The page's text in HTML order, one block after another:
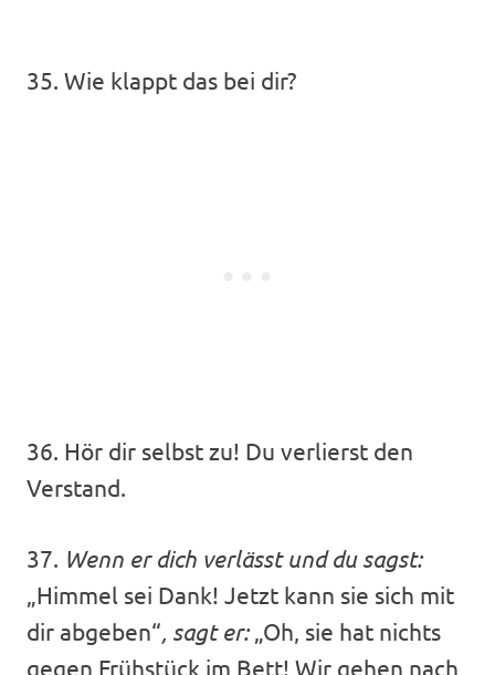
35. Wie klappt das bei dir?
36. Hör dir selbst zu! Du verlierst den
Verstand.
37. Wenn er dich verlässt und du sagst:
„Himmel sei Dank! Jetzt kann sie sich mit
dir abgeben“, sagt er:„Oh, sie hat nichts
gegen Frühstück im Bett! Wir gehen nach